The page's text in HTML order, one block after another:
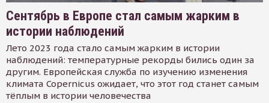
Сентябрь в Европе стал самым жарким в
истории наблюдений
Лето 2023 года стало самым жарким в истории
наблюдений: температурные рекорды бились один за
другим. Европейская служба по изучению изменения
климата Copernicus ожидает, что этот год станет самым
тёплым в истории человечества